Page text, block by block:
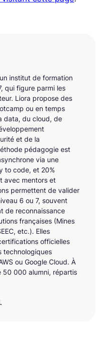
institut de formation
qui figure parmi les
Liora propose des
ou en temps
data, du cloud, de
et de la
pédagogie est
via une
to code, et 20%
avec mentors et
permettent de valider
6 ou 7, souvent
de reconnaissance
françaises (Mines
etc.). Elles
officielles
technologiques
ou Google Cloud. À
50 000 alumni, répartis